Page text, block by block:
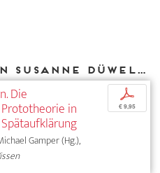
Weitere Texte von Susanne Düwell bei DIAPHANES
Die
in
Gamper (Hg.),
p
€ 9,95